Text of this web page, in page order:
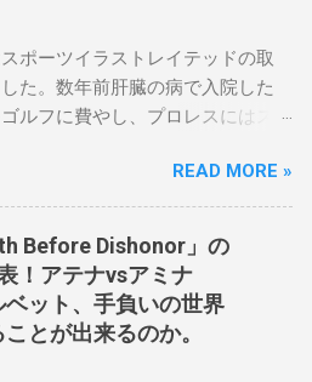
ポーツイラストレイテッドの取
た。数年前肝臓の病で入院した
ルフに費やし、プロレスにはス
お、新しいプロモーションは無限
ちており、先日WWEのニック・
スカウトされました。 「私は
バンのコミッショナーに任命さ
ケバンの醍醐味は、日本独自の
現在、未来をリング上で見るこ
とです。何十年も前のスケバン
READ MORE »
Before Dishonor」の
！アテナvsアミナ
ット、手負いの世界
とが出来るのか。